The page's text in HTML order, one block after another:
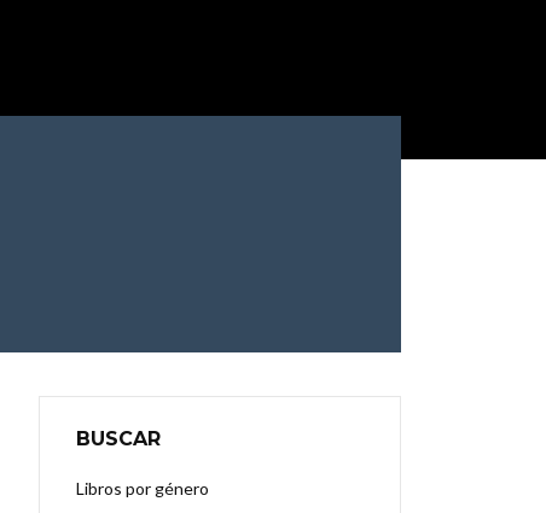
BUSCAR
Libros por género